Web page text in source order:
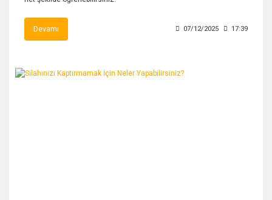
Devamı 07/12/2025 17:39